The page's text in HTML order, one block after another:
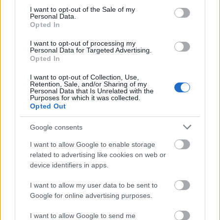
consent section.
I want to opt-out of the Sale of my
Personal Data.
Opted In
I want to opt-out of processing my
Personal Data for Targeted Advertising.
Opted In
I want to opt-out of Collection, Use,
Retention, Sale, and/or Sharing of my
Personal Data that Is Unrelated with the
Purposes for which it was collected.
Opted Out
Google consents
I want to allow Google to enable storage
related to advertising like cookies on web or
device identifiers in apps.
I want to allow my user data to be sent to
Google for online advertising purposes.
I want to allow Google to send me
BEST OF INTERNET